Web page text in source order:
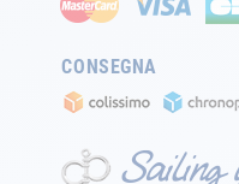
CONSEGNA